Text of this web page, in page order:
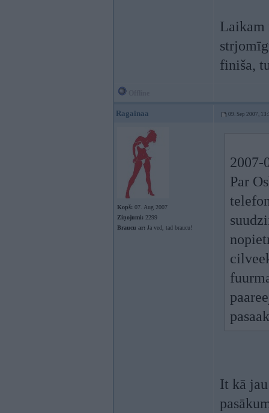
Laikam
finiša,
Ragainaa 09. Sep 2007,
Kopš: 07. Aug 2007
Ziņojumi: 2299
Braucu ar: Ja ved, tad braucu!
2007-
Par
It kā